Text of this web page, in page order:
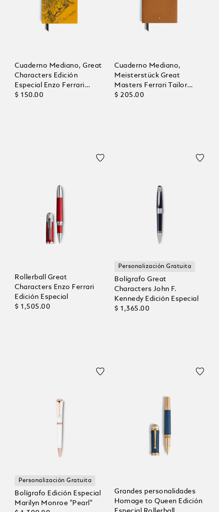
Cuaderno Mediano, Great
Characters Edición
Especial Enzo Ferrari
Giallo Modena, Páginas
$ 150.00
Cuaderno Mediano,
Meisterstück Great
Masters Ferrari Tailor
Made Classica, Páginas en
$ 205.00
Rollerball Great
Characters Enzo Ferrari
Edición Especial
$ 1,505.00
Personalización Gratuita
Bolígrafo Great
Characters John F.
Kennedy Edición Especial
$ 1,365.00
Personalización Gratuita
Bolígrafo Edición Especial
Marilyn Monroe "Pearl"
Grandes personalidades
Homage to Queen Edición